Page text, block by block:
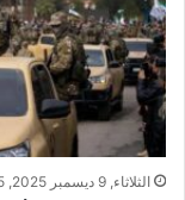
الثلاثاء, 9 ديسمبر 2025, 1:05 م